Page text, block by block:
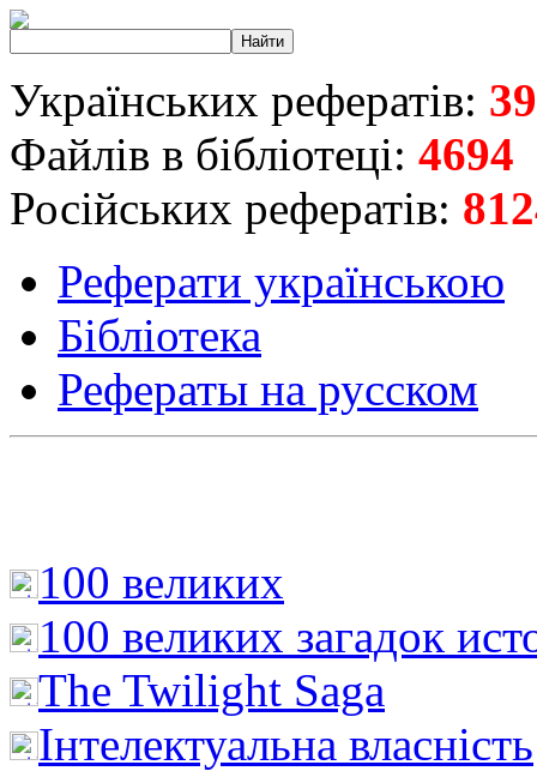
Українських рефератів:
Файлів в бібліотеці: 4694
Російських рефератів:
Реферати українською
Бібліотека
Рефераты на русском
100 великих
100 великих загадок
The Twilight Saga
Інтелектуальна влaсність